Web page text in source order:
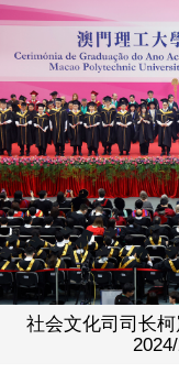
社会文化司司长